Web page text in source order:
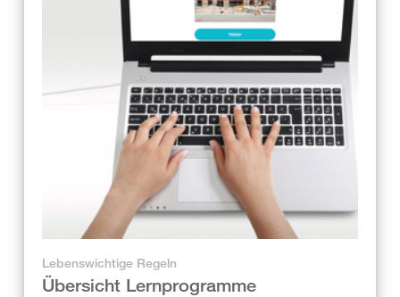
Lebenswichtige Regeln
Übersicht Lernprogramme